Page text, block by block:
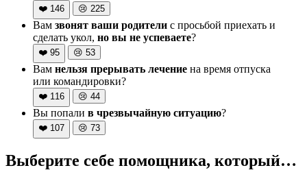
❤️ 146 😢 225
Вам звонят ваши родители с просьбой приехать и
сделать укол, но вы не успеваете?
❤️ 95 😢 53
Вам нельзя прерывать лечение на время отпуска
или командировки?
❤️ 116 😢 44
Вы попали в чрезвычайную ситуацию?
❤️ 107 😢 73
Выберите себе помощника, который…